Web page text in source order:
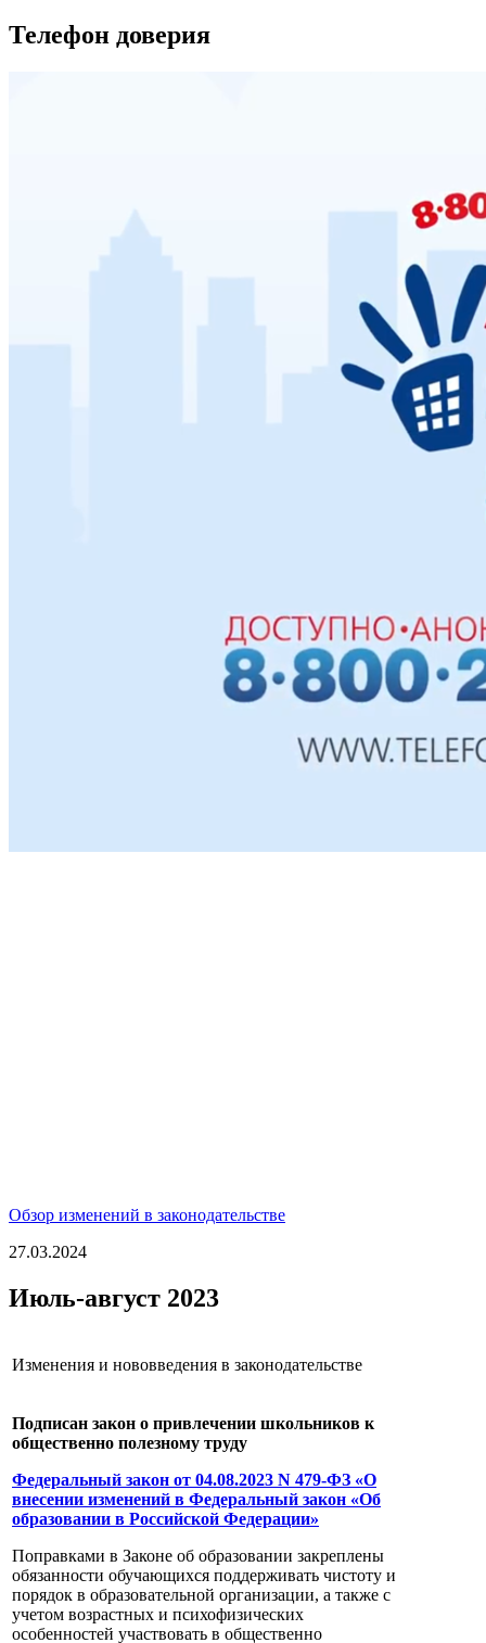
Телефон доверия
Обзор изменений в законодательстве
27.03.2024
Июль-август 2023
Изменения и нововведения в законодательстве
Подписан закон о привлечении школьников к
общественно полезному труду
Федеральный закон от 04.08.2023 N 479-ФЗ «О
внесении изменений в Федеральный закон «Об
образовании в Российской Федерации»
Поправками в Законе об образовании закреплены
обязанности обучающихся поддерживать чистоту и
порядок в образовательной организации, а также с
учетом возрастных и психофизических
особенностей участвовать в общественно